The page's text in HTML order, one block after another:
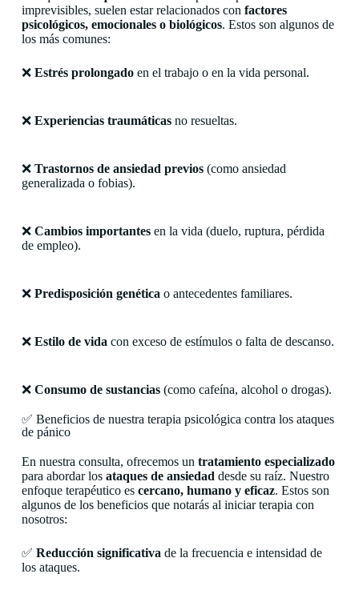
imprevisibles, suelen estar relacionados con factores
psicológicos, emocionales o biológicos. Estos son algunos de
los más comunes:
❌ Estrés prolongadoen el trabajo o en la vida personal.
❌ Experiencias traumáticasno resueltas.
❌ Trastornos de ansiedad previos(como ansiedad
generalizada o fobias).
❌ Cambios importantesen la vida (duelo, ruptura, pérdida
de empleo).
❌ Predisposición genética o antecedentes familiares.
❌ Estilo de vida con exceso de estímulos o falta de descanso.
❌ Consumo de sustancias(como cafeína, alcohol o drogas).
✅ Beneficios de nuestra terapia psicológica contra los ataques
de pánico
En nuestra consulta, ofrecemos un tratamiento especializado
para abordar los ataques de ansiedad desde su raíz. Nuestro
enfoque terapéutico es cercano, humano y eficaz. Estos son
algunos de los beneficios que notarás al iniciar terapia con
nosotros:
✅ Reducción significativa de la frecuencia e intensidad de
los ataques.